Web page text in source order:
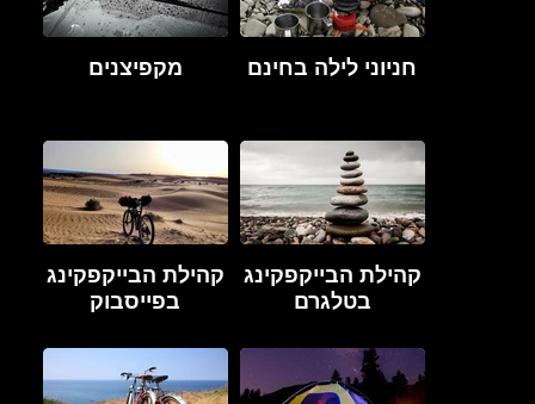
מקפיצנים חניוני לילה בחינם
קהילת הבייקפקינג
בפייסבוק
קהילת הבייקפקינג
בטלגרם